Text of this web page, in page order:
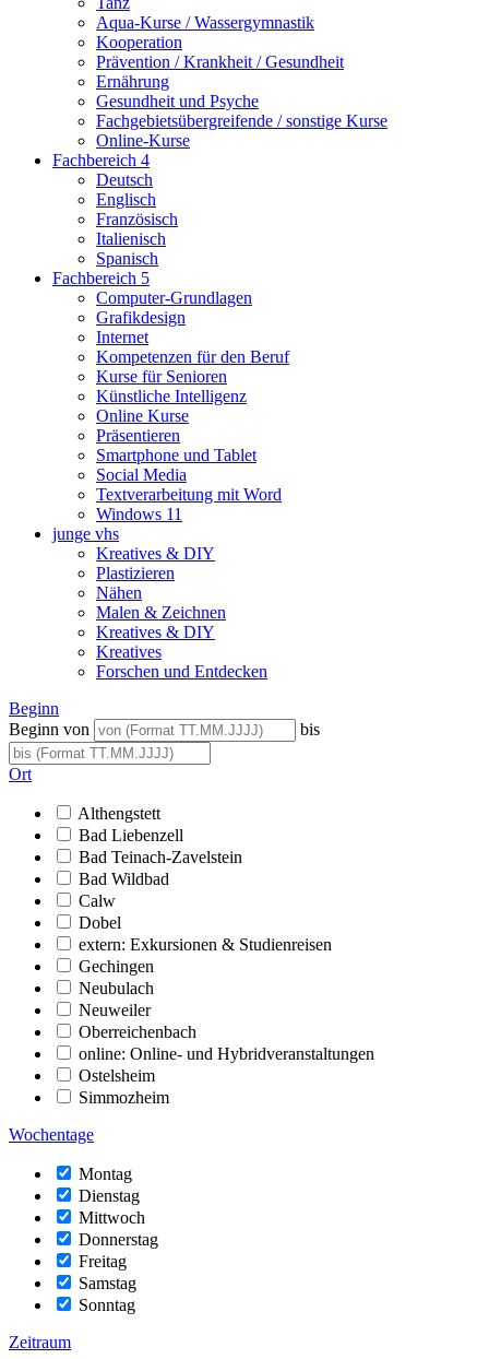
Aqua-Kurse / Wassergymnastik
Kooperation
Prävention / Krankheit / Gesundheit
Ernährung
Gesundheit und Psyche
Fachgebietsübergreifende / sonstige Kurse
Online-Kurse
Fachbereich 4
Deutsch
Englisch
Französisch
Italienisch
Spanisch
Fachbereich 5
Computer-Grundlagen
Grafikdesign
Internet
Kompetenzen für den Beruf
Kurse für Senioren
Künstliche Intelligenz
Online Kurse
Präsentieren
Smartphone und Tablet
Social Media
Textverarbeitung mit Word
Windows 11
junge vhs
Kreatives & DIY
Plastizieren
Nähen
Malen & Zeichnen
Kreatives & DIY
Kreatives
Forschen und Entdecken
Beginn
Beginn von
bis
Ort
Althengstett
Bad Liebenzell
Bad Teinach-Zavelstein
Bad Wildbad
Calw
Dobel
extern: Exkursionen & Studienreisen
Gechingen
Neubulach
Neuweiler
Oberreichenbach
online: Online- und Hybridveranstaltungen
Ostelsheim
Simmozheim
Wochentage
Montag
Dienstag
Mittwoch
Donnerstag
Freitag
Samstag
Sonntag
Zeitraum